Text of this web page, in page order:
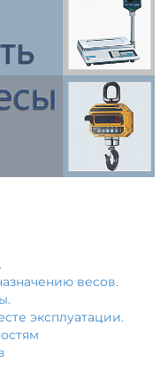
весов.
эксплуатации.